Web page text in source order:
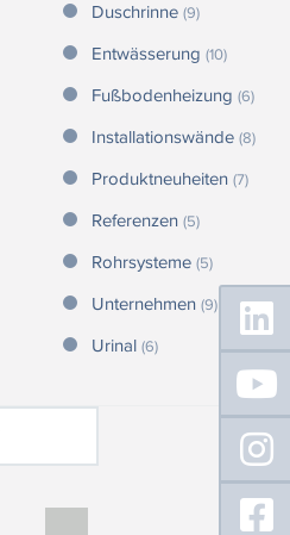
Duschrinne (9)
Entwässerung (10)
Fußbodenheizung (6)
Installationswände (8)
Produktneuheiten (7)
Referenzen (5)
Rohrsysteme (5)
Unternehmen (9)
Urinal (6)
Floating
Sidebar